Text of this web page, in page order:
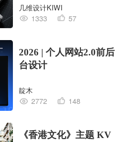
几维设计KIWI
1333
57
2026 | 个人网站2.0前后
台设计
靛木
2772
148
《香港文化》主题 KV